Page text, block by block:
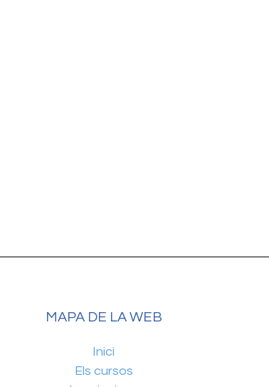
MAPA DE LA WEB
Inici
Els cursos